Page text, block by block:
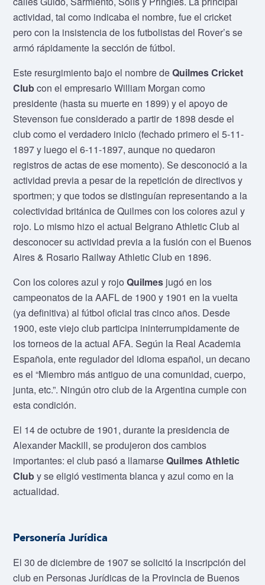
actividad, tal como indicaba el nombre, fue el cricket
pero con la insistencia de los futbolistas del Rover’s se
armó rápidamente la sección de fútbol.
Este resurgimiento bajo el nombre deQuilmes Cricket
Clubcon el empresario William Morgan como
presidente (hasta su muerte en 1899) y el apoyo de
Stevenson fue considerado a partir de 1898 desde el
club como el verdadero inicio (fechado primero el 5-11-
1897 y luego el 6-11-1897, aunque no quedaron
registros de actas de ese momento). Se desconoció a la
actividad previa a pesar de la repetición de directivos y
sportmen; y que todos se distinguían representando a la
colectividad británica de Quilmes con los colores azul y
rojo. Lo mismo hizo el actual Belgrano Athletic Club al
desconocer su actividad previa a la fusión con el Buenos
Aires & Rosario Railway Athletic Club en 1896.
Con los colores azul y rojoQuilmes jugó en los
campeonatos de la AAFL de 1900 y 1901 en la vuelta
(ya definitiva) al fútbol oficial tras cinco años. Desde
1900, este viejo club participa ininterrumpidamente de
los torneos de la actual AFA. Según la Real Academia
Española, ente regulador del idioma español, un decano
es el “Miembro más antiguo de una comunidad, cuerpo,
junta, etc.”. Ningún otro club de la Argentina cumple con
esta condición.
El 14 de octubre de 1901, durante la presidencia de
Alexander Mackill, se produjeron dos cambios
importantes: el club pasó a llamarseQuilmes Athletic
Cluby se eligió vestimenta blanca y azul como en la
actualidad.
Personería Jurídica
El 30 de diciembre de 1907 se solicitó la inscripción del
club en Personas Jurídicas de la Provincia de Buenos